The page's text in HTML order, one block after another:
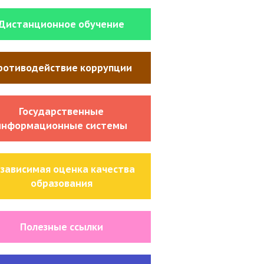
обучение
коррупции
Государственные
системы
оценка качества
образования
Полезные ссылки